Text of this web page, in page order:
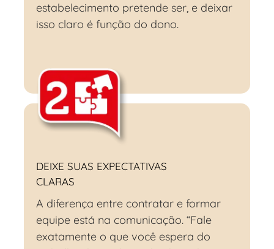
estabelecimento pretende ser, e deixar
isso claro é função do dono.
DEIXE SUAS EXPECTATIVAS
CLARAS
A diferença entre contratar e formar
equipe está na comunicação. “Fale
exatamente o que você espera do